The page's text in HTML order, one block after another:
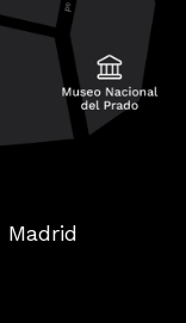
Madrid